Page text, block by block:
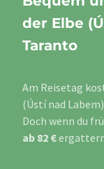
der Elbe
Taranto
Am Reisetag
(Ústí nad
Doch wenn du
ab 82 €